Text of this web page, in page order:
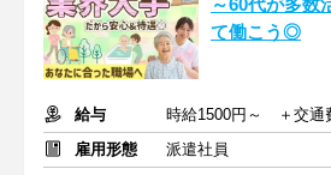
～60代が多数
て働こう◎
給与
時給1500円～ ＋交通
雇用形態
派遣社員